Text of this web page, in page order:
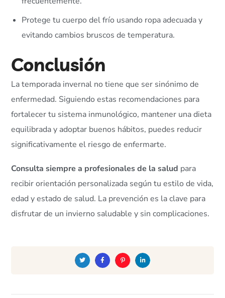
Protege tu cuerpo del frío usando ropa adecuada y
evitando cambios bruscos de temperatura.
Conclusión
La temporada invernal no tiene que ser sinónimo de
enfermedad. Siguiendo estas recomendaciones para
fortalecer tu sistema inmunológico, mantener una dieta
equilibrada y adoptar buenos hábitos, puedes reducir
significativamente el riesgo de enfermarte.
Consulta siempre a profesionales de la salud para
recibir orientación personalizada según tu estilo de vida,
edad y estado de salud. La prevención es la clave para
disfrutar de un invierno saludable y sin complicaciones.